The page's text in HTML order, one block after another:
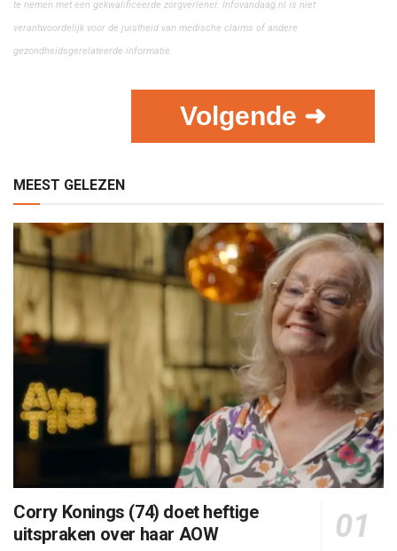
te nemen met een gekwalificeerde zorgverlener. Infovandaag.nl is niet
verantwoordelijk voor de juistheid van medische claims of andere
gezondheidsgerelateerde informatie.
Volgende ➜
MEEST GELEZEN
Corry Konings (74) doet heftige
uitspraken over haar AOW